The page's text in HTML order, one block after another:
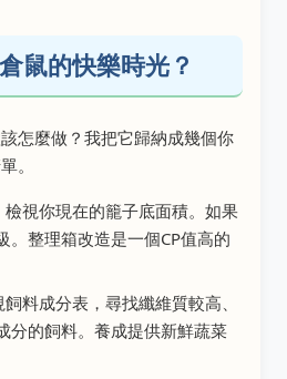
鼠的快樂時光？
怎麼做？我把它歸納成幾個你
。
檢視你現在的籠子底面積。如果
。整理箱改造是一個CP值高的
飼料成分表，尋找纖維質較高、
分的飼料。養成提供新鮮蔬菜